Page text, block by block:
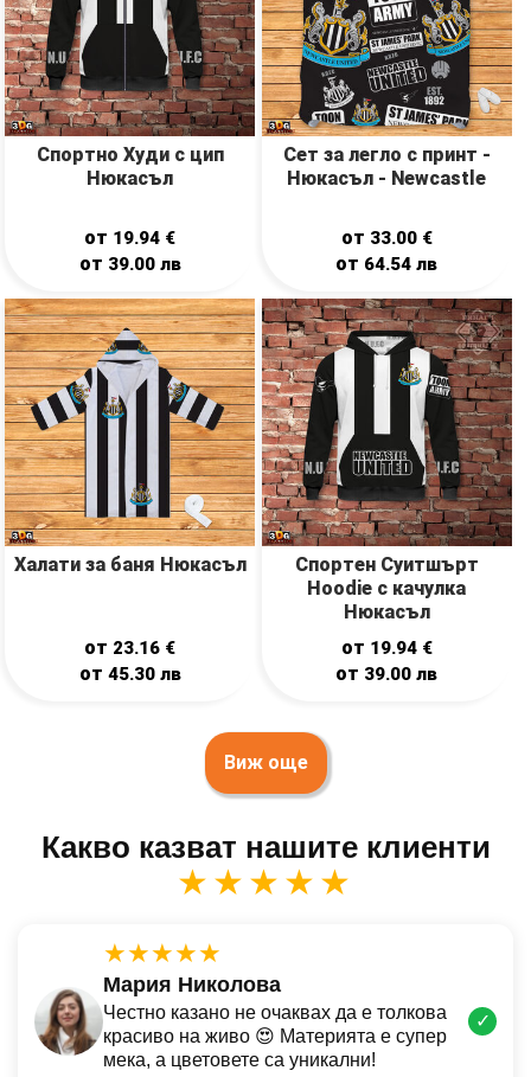
Спортно Худи с цип
Нюкасъл
от 19.94 €
от 39.00 лв
Сет за легло с принт -
Нюкасъл - Newcastle
от 33.00 €
от 64.54лв
Халати за баня Нюкасъл
от 23.16 €
от 45.30 лв
Спортен Суитшърт
Hoodie с качулка
Нюкасъл
от 19.94 €
от 39.00лв
Виж още
Какво казват нашите клиенти
★★★★★
★★★★★
Мария Николова
Честно казано не очаквах да е толкова
красиво на живо 😍 Материята е супер
мека, а цветовете са уникални!
✓